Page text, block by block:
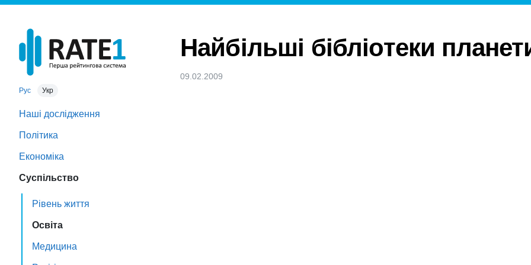
Рус Укр
Наші дослідження
Політика
Економіка
Суспільство
Рівень життя
Освіта
Медицина
Найбільші бібліотеки
09.02.2009